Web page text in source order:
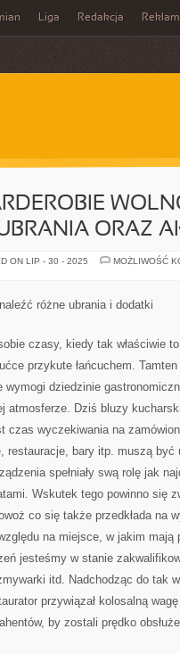
Liga Redakcja
ORAZ
ON LIP - 30 - 2025
MOŻLIWOŚĆ
różne ubrania i dodatki
czasy, kiedy tak właściwie
przykute łańcuchem.
wymogi dziedzinie
atmosferze. Dziś bluzy
czas wyczekiwania na
restauracje, bary itp. muszą być
spełniały swą rolę jak
Wskutek tego powinno się
co się także przedkłada na
na miejsce, w jakim mają
jesteśmy w stanie
itd. Nadchodząc do tak
przywiązał kolosalną
by zostali prędko